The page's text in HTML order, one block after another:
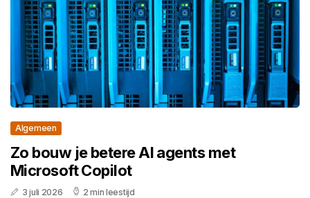
Algemeen
Zo bouw je betere AI agents met
Microsoft Copilot
3 juli 2026 2 min leestijd